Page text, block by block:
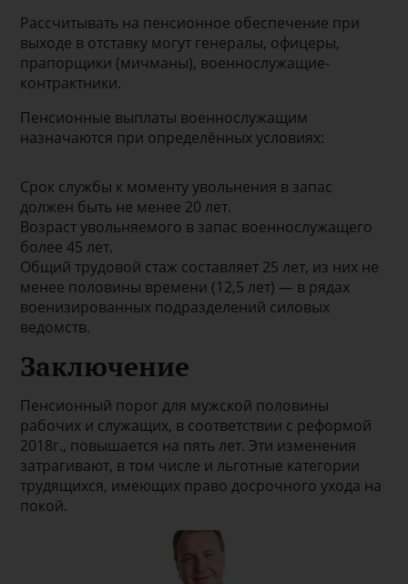
Рассчитывать на пенсионное обеспечение при
выходе в отставку могут генералы, офицеры,
прапорщики (мичманы), военнослужащие-
контрактники.
Пенсионные выплаты военнослужащим
назначаются при определённых условиях:
Срок службы к моменту увольнения в запас
должен быть не менее 20 лет.
Возраст увольняемого в запас военнослужащего
более 45 лет.
Общий трудовой стаж составляет 25 лет, из них не
менее половины времени (12,5 лет) — в рядах
военизированных подразделений силовых
ведомств.
Заключение
Пенсионный порог для мужской половины
рабочих и служащих, в соответствии с реформой
2018г., повышается на пять лет. Эти изменения
затрагивают, в том числе и льготные категории
трудящихся, имеющих право досрочного ухода на
покой.